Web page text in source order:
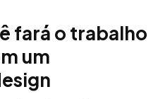
fará o trabalho
um